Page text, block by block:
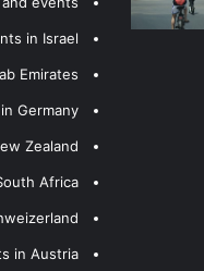
in Israel
Emirates
Germany
Zealand
Africa
in Austria